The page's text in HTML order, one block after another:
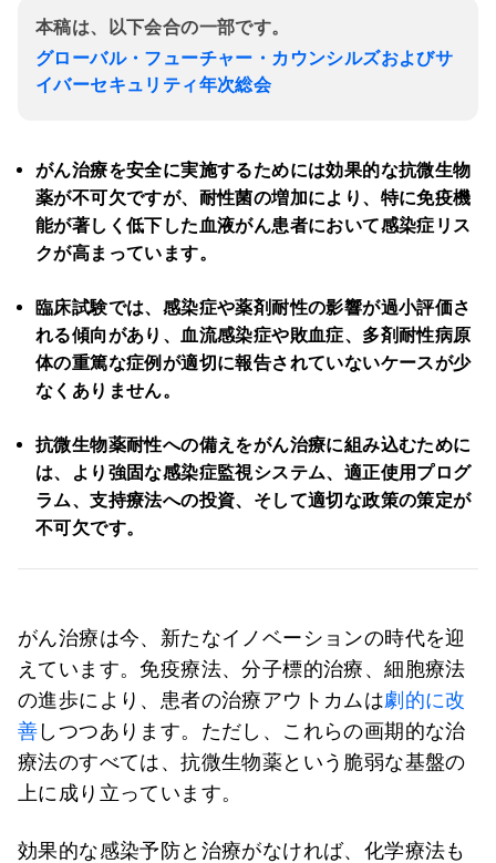
本稿は、以下会合の一部です。
グローバル・フューチャー・カウンシルズおよびサ
イバーセキュリティ年次総会
がん治療を安全に実施するためには効果的な抗微生物
薬が不可欠ですが、耐性菌の増加により、特に免疫機
能が著しく低下した血液がん患者において感染症リス
クが高まっています。
臨床試験では、感染症や薬剤耐性の影響が過小評価さ
れる傾向があり、血流感染症や敗血症、多剤耐性病原
体の重篤な症例が適切に報告されていないケースが少
なくありません。
抗微生物薬耐性への備えをがん治療に組み込むために
は、より強固な感染症監視システム、適正使用プログ
ラム、支持療法への投資、そして適切な政策の策定が
不可欠です。
がん治療は今、新たなイノベーションの時代を迎
えています。免疫療法、分子標的治療、細胞療法
の進歩により、患者の治療アウトカムは劇的に改
善しつつあります。ただし、これらの画期的な治
療法のすべては、抗微生物薬という脆弱な基盤の
上に成り立っています。
効果的な感染予防と治療がなければ、化学療法も